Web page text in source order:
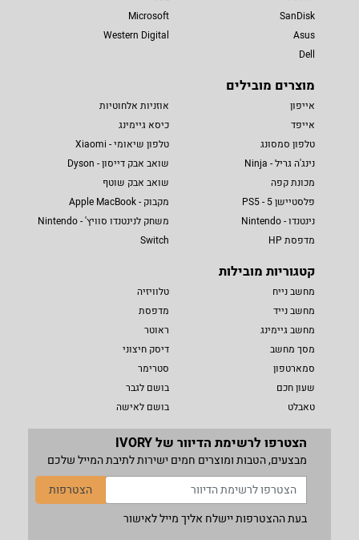
SanDisk
Asus
Dell
Microsoft
Western Digital
מוצרים מובילים
אייפון
אייפד
טלפון סמסונג
נינג'ה גריל - Ninja
מכונת קפה
פלסטיישן 5 - PS5
נינטנדו - Nintendo
מדפסת HP
אוזניות אלחוטיות
כיסא גיימינג
טלפון שיאומי - Xiaomi
שואב אבק דייסון - Dyson
שואב אבק שוטף
מקבוק - Apple MacBook
משחק לנינטנדו סוויץ' - Nintendo
Switch
קטגוריות מובילות
מחשב נייח
מחשב נייד
מחשב גיימינג
מסך מחשב
סמארטפון
שעון חכם
טאבלט
טלוויזיה
מדפסת
ראוטר
דיסק חיצוני
סטרימר
בושם לגבר
בושם לאישה
הצטרפו לרשימת הדיוור של IVORY
מבצעים, הטבות ומוצרים חמים ישירות לתיבת המייל שלכם
הצטרפות
בעת ההצטרפות יישלח אליך מייל לאישור